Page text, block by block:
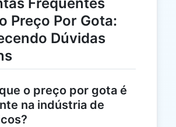
Preço Por Gota:
Dúvidas
o preço por gota é
na indústria de